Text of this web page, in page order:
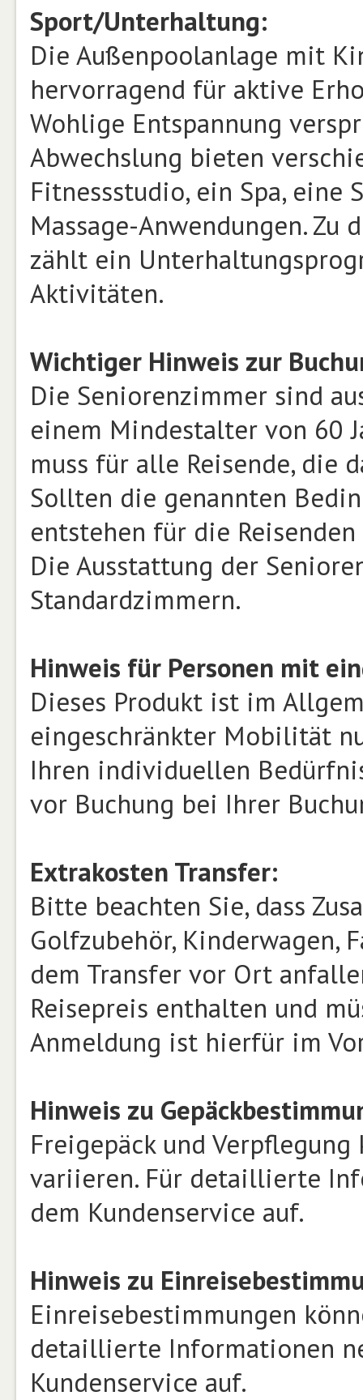
Sport/Unterhaltung:
Die Außenpoolanlage mit
hervorragend für aktive
Wohlige Entspannung
Abwechslung bieten
Fitnessstudio, ein Spa, eine
Massage-Anwendungen.
zählt ein
Aktivitäten.
Wichtiger Hinweis zur
Die Seniorenzimmer sind
einem Mindestalter von 60
muss für alle Reisende, die
Sollten die genannten
entstehen für die
Die Ausstattung der
Standardzimmern.
Hinweis für Personen mit
Dieses Produkt ist im
eingeschränkter Mobilität
Ihren individuellen
vor Buchung bei Ihrer
Extrakosten Transfer:
Bitte beachten Sie, dass
Golfzubehör, Kinderwagen,
dem Transfer vor Ort
Reisepreis enthalten und
Anmeldung ist hierfür im
Hinweis zu
Freigepäck und
variieren. Für detaillierte
dem Kundenservice auf.
Hinweis zu
Einreisebestimmungen
detaillierte Informationen
Kundenservice auf.